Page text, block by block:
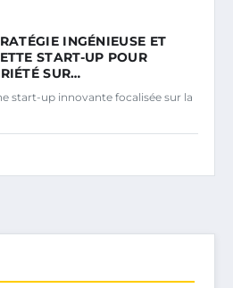
INGÉNIEUSE ET
START-UP POUR
SUR…
start-up innovante focalisée sur la